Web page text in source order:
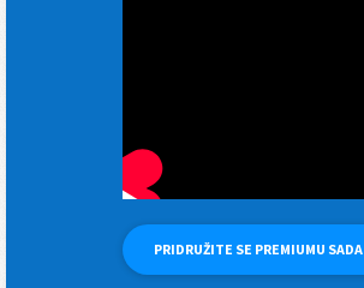
PRIDRUŽITE SE PREMIUMU SADA